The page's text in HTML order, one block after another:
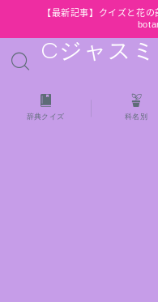
【最新記事】クイズと花
Cジャスミ
MENU
HOME
辞典クイズ 科名別